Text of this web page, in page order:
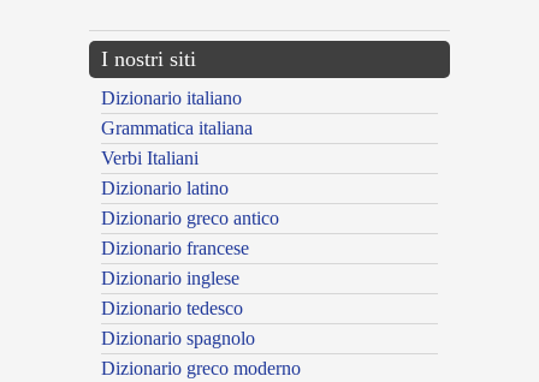
I nostri siti
Dizionario italiano
Grammatica italiana
Verbi Italiani
Dizionario latino
Dizionario greco antico
Dizionario francese
Dizionario inglese
Dizionario tedesco
Dizionario spagnolo
Dizionario greco moderno